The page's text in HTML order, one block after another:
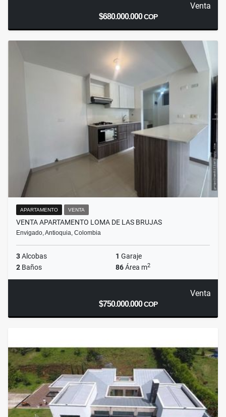
Venta
$680.000.000COP
APARTAMENTO VENTA
VENTA APARTAMENTO LOMA DE LAS BRUJAS
Envigado, Antioquia, Colombia
3Alcobas 1 Garaje
2 Baños 86Área m2
Venta
$750.000.000COP